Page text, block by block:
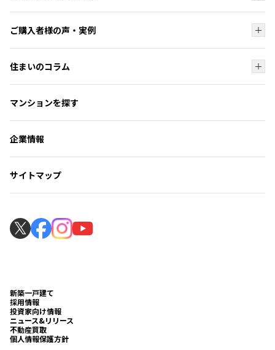
オーダーシステム
コンパクトマンションが人気な理由
マンション選びのお手伝い
暮らしのサポート
マンションギャラリー
マンションギャラリー見学の流れ
ご購入者様の声・実例
フォトギャラリー
よくいただくご質問
見学の流れ
住まいのコラム
ローンシミュレーション
マンションを探す
企業情報
サイトマップ
新築一戸建て
採用情報
投資家向け情報
ニュース&リリース
不動産買取
個人情報保護方針